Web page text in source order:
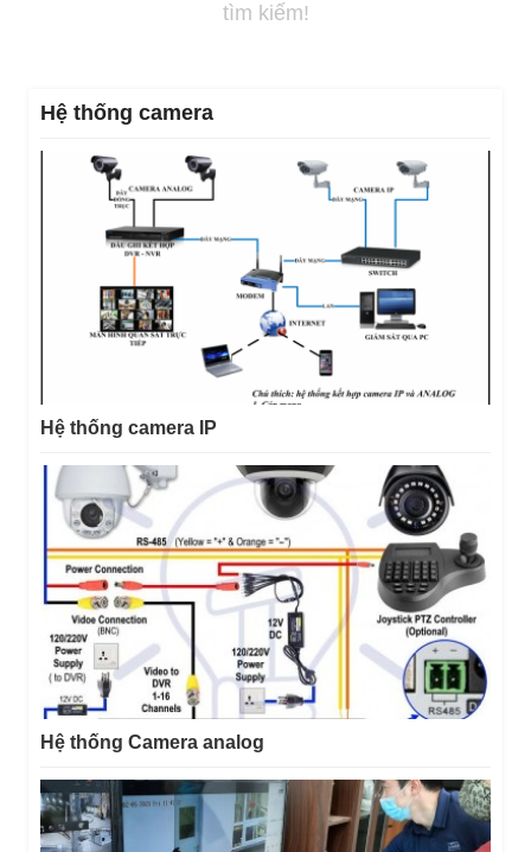
tìm kiếm!
Hệ thống camera
Hệ thống camera IP
Hệ thống Camera analog